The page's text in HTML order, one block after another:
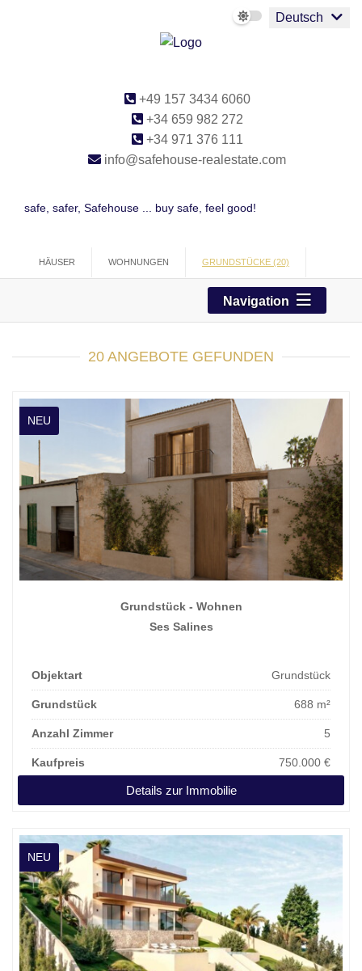
Deutsch
+49 157 3434 6060
+34 659 982 272
+34 971 376 111
info@safehouse-realestate.com
safe, safer, Safehouse ... buy safe, feel good!
HÄUSER WOHNUNGEN GRUNDSTÜCKE (20)
Navigation
20 ANGEBOTE GEFUNDEN
NEU
Grundstück - Wohnen
Ses Salines
Objektart Grundstück
Grundstück 688 m²
Anzahl Zimmer 5
Kaufpreis 750.000 €
Details zur Immobilie
NEU